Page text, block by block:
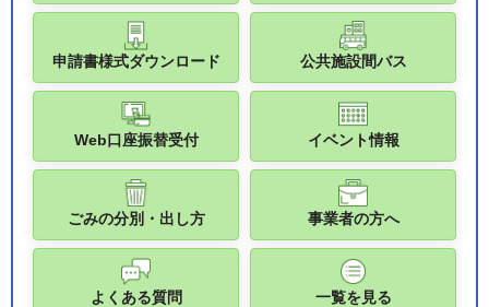
申請書様式ダウンロード 公共施設間バス
Web口座振替受付 イベント情報
ごみの分別・出し方 事業者の方へ
よくある質問 一覧を見る